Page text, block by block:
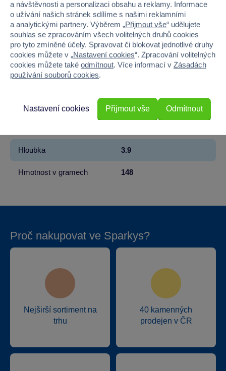
Řada LILO & STITCH
Věk od 6
Pohlaví HOLKA, KLUK
Šířka 13
Hloubka 3.9
Hmotnost v gramech 148
Proč nakupovat ve Sparkys?
Nejširší sortiment na
trhu
40 kamenných
prodejen v ČR
a návštěvnosti a personalizaci obsahu a reklamy. Informace
o užívání našich stránek sdílíme s našimi reklamními
a analytickými partnery. Výběrem „Přijmout vše“ udělujete
souhlas se zpracováním všech volitelných druhů cookies
pro tyto zmíněné účely. Spravovat či blokovat jednotlivé druhy
cookies můžete v „Nastavení cookies“. Zpracování volitelných
cookies můžete také odmítnout. Více informací v Zásadách
používání souborů cookies.
Odmítnout
Nastavení cookies Přijmout vše